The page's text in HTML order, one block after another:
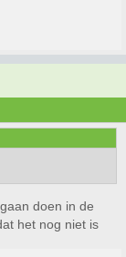
doen in de
het nog niet is